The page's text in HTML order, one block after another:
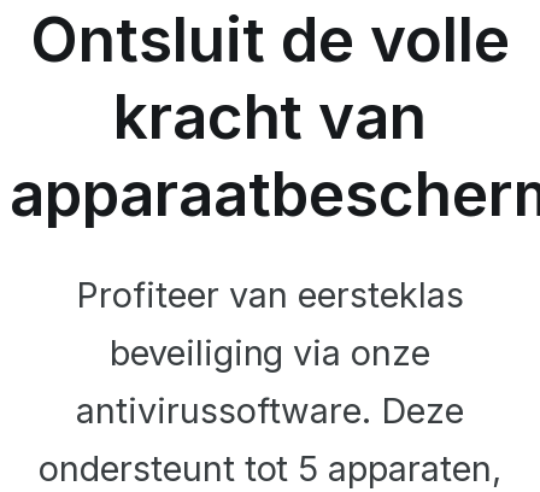
Ontsluit de volle
kracht van
Profiteer van eersteklas
beveiliging via onze
antivirussoftware. Deze
ondersteunt tot 5 apparaten,